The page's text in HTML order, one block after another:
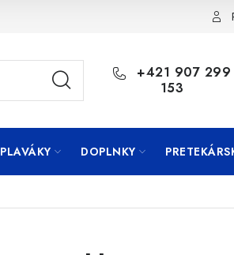
+421 907 299
153
PLAVÁKY DOPLNKY